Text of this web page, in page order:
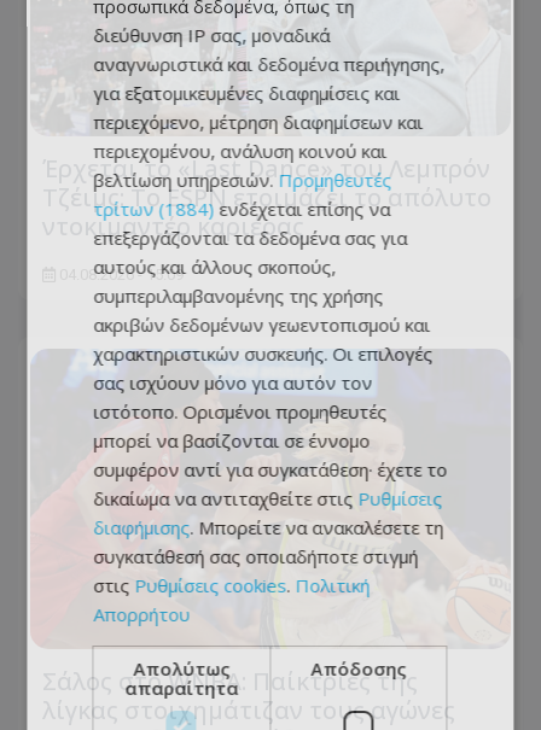
Έρχεται το «Last Dance» του Λεμπρόν
Τζέιμς: Το ESPN ετοιμάζει το απόλυτο
ντοκιμαντέρ καριέρας
04.08.2026 - 15:09
Σάλος στο WNBA: Παίκτριες της
λίγκας στοιχημάτιζαν τους αγώνες
προσωπικά δεδομένα, όπως τη
διεύθυνση IP σας, μοναδικά
αναγνωριστικά και δεδομένα περιήγησης,
για εξατομικευμένες διαφημίσεις και
περιεχόμενο, μέτρηση διαφημίσεων και
περιεχομένου, ανάλυση κοινού και
βελτίωση υπηρεσιών. Προμηθευτές
τρίτων (1884) ενδέχεται επίσης να
επεξεργάζονται τα δεδομένα σας για
αυτούς και άλλους σκοπούς,
συμπεριλαμβανομένης της χρήσης
ακριβών δεδομένων γεωεντοπισμού και
χαρακτηριστικών συσκευής. Οι επιλογές
σας ισχύουν μόνο για αυτόν τον
ιστότοπο. Ορισμένοι προμηθευτές
μπορεί να βασίζονται σε έννομο
συμφέρον αντί για συγκατάθεση· έχετε το
δικαίωμα να αντιταχθείτε στις Ρυθμίσεις
διαφήμισης. Μπορείτε να ανακαλέσετε τη
συγκατάθεσή σας οποιαδήποτε στιγμή
στις Ρυθμίσεις cookies. Πολιτική
Απορρήτου
Απολύτως
απαραίτητα
Απόδοσης